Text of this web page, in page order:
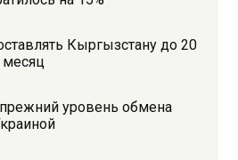
Кыргызстану до 20
месяц
уровень обмена